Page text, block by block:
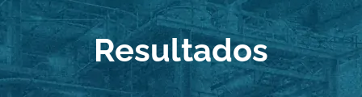
Resultados